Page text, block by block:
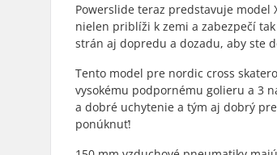
Powerslide teraz predstavuje model
nielen priblíži k zemi a zabezpečí
strán aj dopredu a dozadu, aby ste
Tento model pre nordic cross
vysokému podpornému golieru a 3
a dobré uchytenie a tým aj dobrý
ponúknuť!